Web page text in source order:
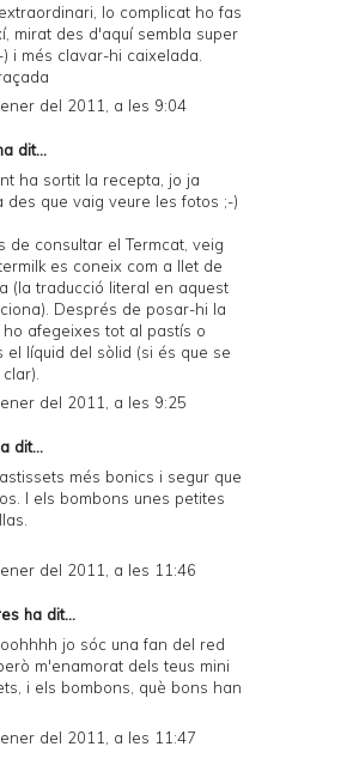
lo complicat ho fas
mirat des d'aquí sembla super
i més clavar-hi caixelada.
del 2011, a les 9:04
dit...
ha sortit la recepta, jo ja
des que vaig veure les fotos ;-)
de consultar el Termcat, veig
es coneix com a llet de
(la traducció literal en aquest
Després de posar-hi la
ho afegeixes tot al pastís o
el líquid del sòlid (si és que se
del 2011, a les 9:25
dit...
més bonics i segur que
I els bombons unes petites
del 2011, a les 11:46
ha dit...
jo sóc una fan del red
m'enamorat dels teus mini
i els bombons, què bons han
del 2011, a les 11:47